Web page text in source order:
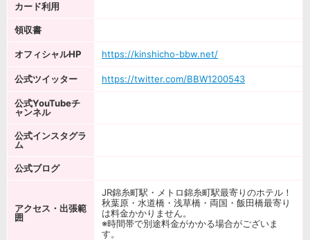
カード利用
領収書
オフィシャルHP https://kinshicho-bbw.net/
公式ツイッター https://twitter.com/BBW1200543
公式YouTubeチ
ャンネル
公式インスタグラ
ム
公式ブログ
アクセス・出張範
囲
JR錦糸町駅・メトロ錦糸町駅最寄りのホテル！
秋葉原・水道橋・浅草橋・両国・飯田橋最寄り
は料金かかりません。
※時間帯で別途料金がかかる場合がございま
す。